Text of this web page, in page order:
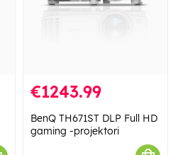
€1243.99
BenQ TH671ST DLP Full HD
gaming -projektori